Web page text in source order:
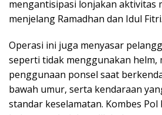
mengantisipasi lonjakan aktivitas
menjelang Ramadhan dan Idul Fitri.
Operasi ini juga menyasar
seperti tidak menggunakan helm,
penggunaan ponsel saat
bawah umur, serta kendaraan
standar keselamatan. Kombes Pol